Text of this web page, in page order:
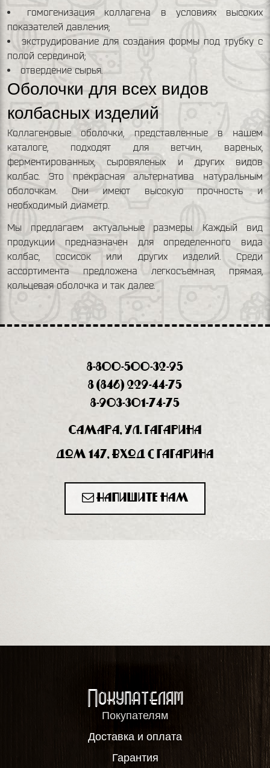
гомогенизация коллагена в условиях высоких
показателей давления;
экструдирование для создания формы под трубку с
полой серединой;
отвердение сырья.
Оболочки для всех видов
колбасных изделий
Коллагеновые оболочки, представленные в нашем
каталоге, подходят для ветчин, вареных,
ферментированных, сыровяленых и других видов
колбас. Это прекрасная альтернатива натуральным
оболочкам. Они имеют высокую прочность и
необходимый диаметр.
Мы предлагаем актуальные размеры. Каждый вид
продукции предназначен для определенного вида
колбас, сосисок или других изделий. Среди
ассортимента предложена легкосъемная, прямая,
кольцевая оболочка и так далее.
8-800-500-32-95
8 (846) 229-44-75
8-903-301-74-75
Самара, ул. Гагарина
дом 147, вход с Гагарина
Напишите нам
Покупателям
Покупателям
Доставка и оплата
Гарантия